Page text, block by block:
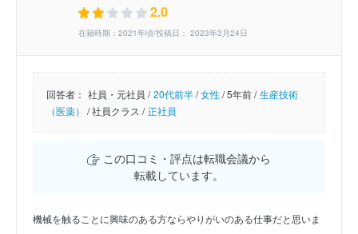
2.0
在籍時期：2021年頃/投稿日： 2023年3月24日
回答者： 社員・元社員 / 20代前半/女性/5年前 / 生産技術
（医薬） /社員クラス / 正社員
この口コミ・評点は転職会議から
転載しています。
機械を触ることに興味のある方ならやりがいのある仕事だと思いま